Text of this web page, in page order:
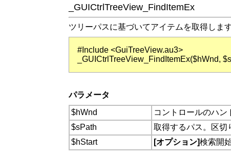
_GUICtrlTreeView_FindItemEx
ツリーパスに基づいてアイテムを取得します
#Include <GuiTreeView.au3>
_GUICtrlTreeView_FindItemEx($hWnd,
パラメータ
$hWnd
コントロールのハン
$sPath
取得するパス。区切
$hStart
[オプション]検索開